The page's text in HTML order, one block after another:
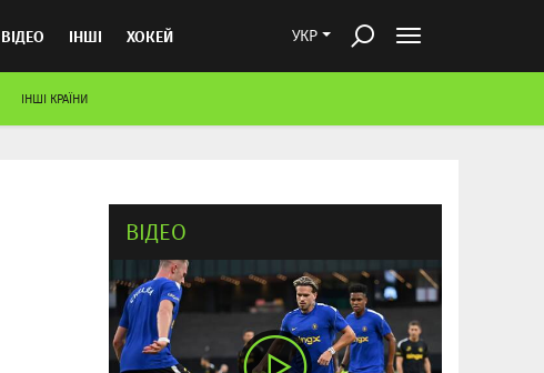
УКР
ВІДЕО ІНШІ ХОКЕЙ
ІНШІ КРАЇНИ
ВІДЕО